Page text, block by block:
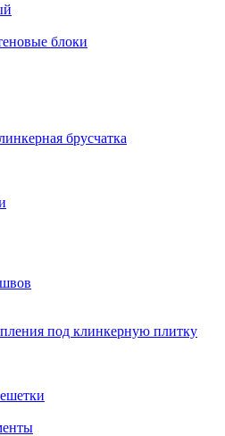
блоки
брусчатка
под клинкерную плитку